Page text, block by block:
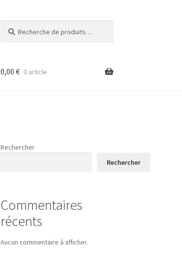
pour :
0,00 € 0 article
Rechercher
Rechercher
Commentaires
récents
Aucun commentaire à afficher.